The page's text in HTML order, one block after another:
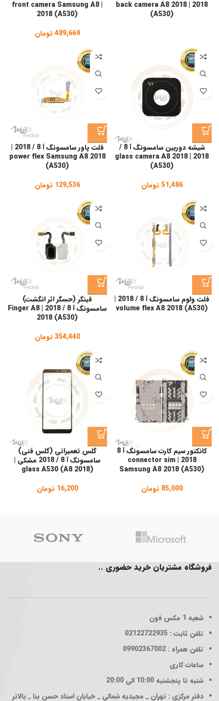
2018 | back camera A8 2018
(A530)
| front camera Samsung A8
2018 (A530)
489,669 تومان
شیشه دوربین سامسونگ آ 8 /
2018 | glass camera A8 2018
(A530)
51,486 تومان
فلت پاور سامسونگ آ 8 / 2018 |
power flex Samsung A8 2018
(A530)
129,536 تومان
فلت ولوم سامسونگ آ 8 / 2018 |
volume flex A8 2018 (A530)
فینگر (حسگر اثر انگشت)
سامسونگ آ 8 / 2018 | Finger A8
2018 (A530)
354,440 تومان
کانکتور سیم کارت سامسونگ آ 8
2018 | connector sim
Samsung A8 2018 (A530)
85,000 تومان
گلس تعمیراتی (گلس فنی)
سامسونگ آ 8 / 2018 مشکی |
glass A530 (A8 2018)
16,200 تومان
فروشگاه مشتریان خرید حضوری ..
شعبه 1
مکس فون
تلفن ثابت : 02122722935
تلفن همراه : 09902367002
ساعات کاری
شنبه تا پنجشنبه 10:00 الی 20:00
دفتر مرکزی : تهران _ مجیدیه شمالی _ خیابان استاد حسن بنا _ بالاتر